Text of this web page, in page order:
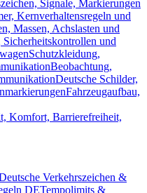
Signale, Markierungen
Kernverhaltensregeln und
Massen, Achslasten und
und
Schutzkleidung,
Beobachtung,
Deutsche Schilder,
Fahrzeugaufbau,
Komfort, Barrierefreiheit,
Verkehrszeichen &
DETempolimits &